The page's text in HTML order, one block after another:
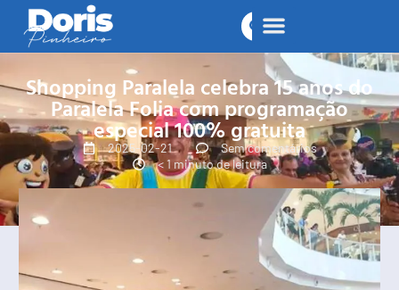
Shopping Paralela celebra 15 anos do
Paralela Folia com programação
especial 100% gratuita
2025-02-21
Sem comentários
< 1 minuto de leitura